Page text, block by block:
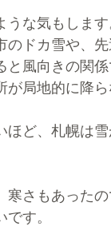
うな気もしま
のドカ雪や、
と風向きの関
が局地的に降
ほど、札幌は
寒さもあった
す。